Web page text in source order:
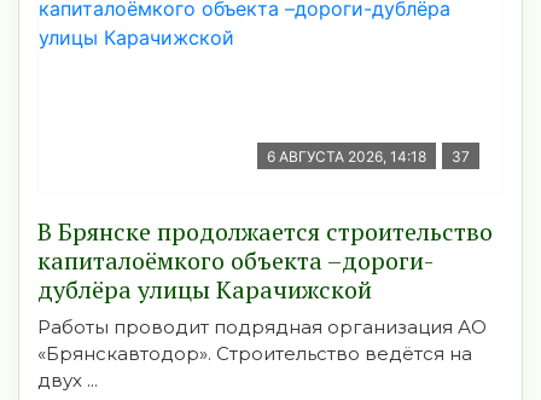
6 АВГУСТА 2026, 14:18 37
В Брянске продолжается строительство
капиталоёмкого объекта –дороги-
дублёра улицы Карачижской
Работы проводит подрядная организация АО
«Брянскавтодор». Строительство ведётся на
двух ...